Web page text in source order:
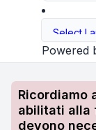
Powered
Ricordiamo
abilitati alla
devono